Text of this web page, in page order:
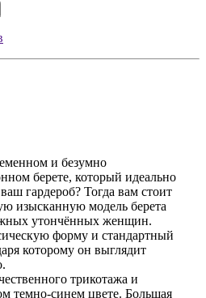
и безумно
берете, который идеально
гардероб? Тогда вам стоит
изысканную модель берета
утончённых женщин.
форму и стандартный
которому он выглядит
трикотажа и
темно-синем цвете. Большая